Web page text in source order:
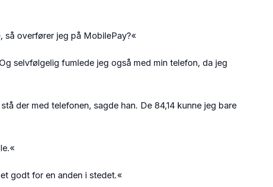
så overfører jeg på MobilePay?«
selvfølgelig fumlede jeg også med min telefon, da jeg
der med telefonen, sagde han. De 84,14 kunne jeg bare
godt for en anden i stedet.«